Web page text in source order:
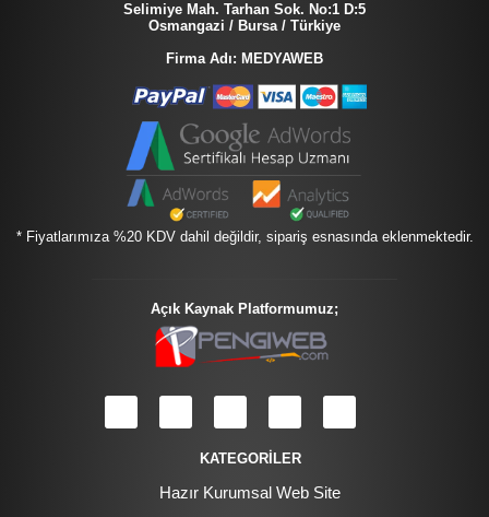
Selimiye Mah. Tarhan Sok. No:1 D:5
Osmangazi / Bursa / Türkiye
Firma Adı: MEDYAWEB
* Fiyatlarımıza %20 KDV dahil değildir, sipariş esnasında eklenmektedir.
Açık Kaynak Platformumuz;
KATEGORİLER
Hazır Kurumsal Web Site